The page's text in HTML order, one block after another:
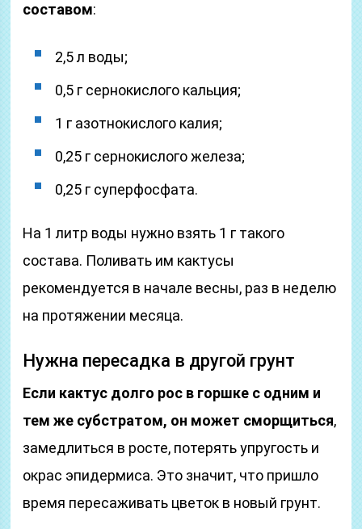
составом:
2,5 л воды;
0,5 г сернокислого кальция;
1 г азотнокислого калия;
0,25 г сернокислого железа;
0,25 г суперфосфата.
На 1 литр воды нужно взять 1 г такого
состава. Поливать им кактусы
рекомендуется в начале весны, раз в неделю
на протяжении месяца.
Нужна пересадка в другой грунт
Если кактус долго рос в горшке с одним и
тем же субстратом, он может сморщиться,
замедлиться в росте, потерять упругость и
окрас эпидермиса. Это значит, что пришло
время пересаживать цветок в новый грунт.